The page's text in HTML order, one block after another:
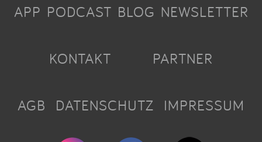
APP PODCAST BLOG NEWSLETTER
KONTAKT PARTNER
AGB DATENSCHUTZ IMPRESSUM